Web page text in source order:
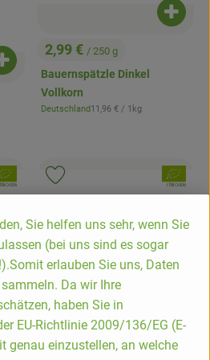
Produkt zum Warenkorb hinzufügen
, Preis:
2,99 € / 250 g
Bauernspätzle Dinkel
Vollkorn
, Herkunft:
Deutschland, Referenzpreis:
11,96 € / 1kg
Produkt zum Warenkorb hinzufügen
BIO-006
, Verband:
, Kontrollstelle:
IT-BIO-006
Produkt zu Favouriten hinzufügen
Sie helfen uns sehr, wenn Sie
(bei uns sind es sogar
erlauben Sie uns, Daten
Da wir Ihre
haben Sie in
EU-Richtlinie 2009/136/EG (E-
genau einzustellen, an welche